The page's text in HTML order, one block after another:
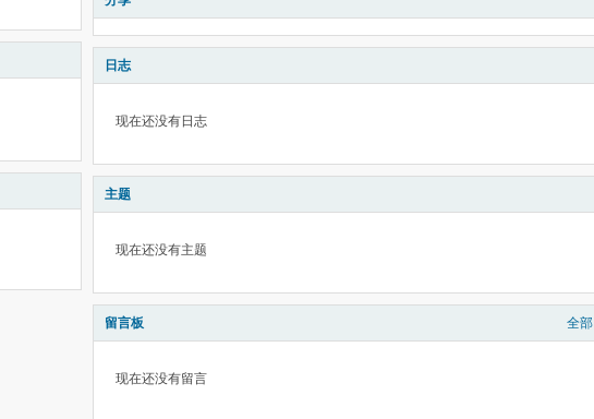
日志
现在还没有日志
主题
现在还没有主题
留言板 全部
现在还没有留言